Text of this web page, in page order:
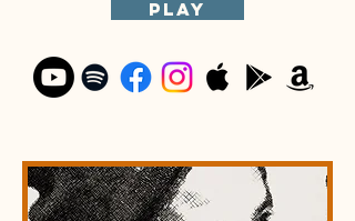
play